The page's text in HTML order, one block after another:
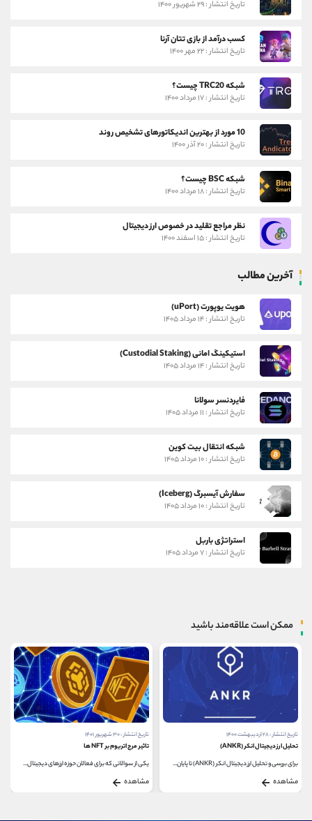
تاریخ انتشار : ۲۹ شهریور ۱۴۰۰
کسب درآمد از بازی تتان آرنا
تاریخ انتشار : ۲۲ مهر ۱۴۰۰
شبکه TRC20 چیست؟
تاریخ انتشار : ۱۷ مرداد ۱۴۰۰
10 مورد از بهترین اندیکاتورهای تشخیص روند
تاریخ انتشار : ۲۰ آذر ۱۴۰۰
شبکه BSC چیست؟
تاریخ انتشار : ۱۸ مرداد ۱۴۰۰
نظر مراجع تقلید در خصوص ارز دیجیتال
تاریخ انتشار : ۱۵ اسفند ۱۴۰۰
آخرین مطالب
هویت یوپورت (uPort)
تاریخ انتشار : ۱۴ مرداد ۱۴۰۵
استیکینگ امانی (Custodial Staking)
تاریخ انتشار : ۱۴ مرداد ۱۴۰۵
فایردنسر سولانا
تاریخ انتشار : ۱۱ مرداد ۱۴۰۵
شبکه انتقال بیت کوین
تاریخ انتشار : ۱۰ مرداد ۱۴۰۵
سفارش آیسبرگ (Iceberg)
تاریخ انتشار : ۱۰ مرداد ۱۴۰۵
استراتژی باربل
تاریخ انتشار : ۷ مرداد ۱۴۰۵
ممکن است علاقه‌مند باشید
تاریخ انتشار : ۲۸ اردیبهشت ۱۴۰۰
تحلیل ارز دیجیتال انکر (ANKR)
برای بررسی و تحلیل ارز دیجیتال انکر (ANKR) تا پایان...
مشاهده
تاریخ انتشار : ۳۰ شهریور ۱۴۰۱
تاثیر مرج اتریوم بر NFT ها
یکی از سوالاتی که برای فعالان حوزه ارزهای دیجیتال...
مشاهده